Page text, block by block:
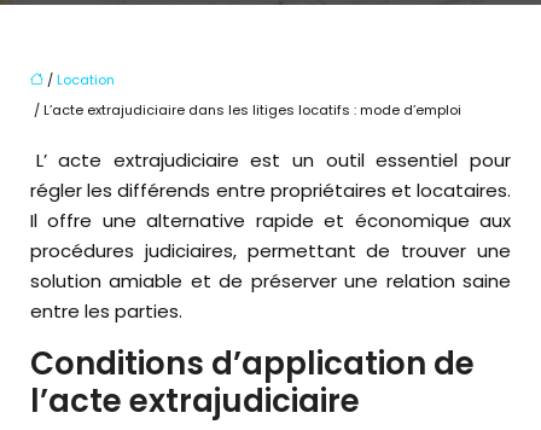
/Location
/ L’acte extrajudiciaire dans les litiges locatifs : mode d’emploi
L’acte extrajudiciaire est un outil essentiel pour
régler les différends entre propriétaires et locataires.
Il offre une alternative rapide et économique aux
procédures judiciaires, permettant de trouver une
solution amiable et de préserver une relation saine
entre les parties.
Conditions d’application de
l’acte extrajudiciaire